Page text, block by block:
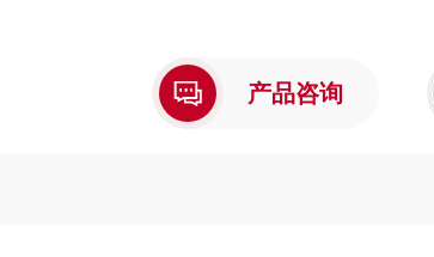
产品咨询